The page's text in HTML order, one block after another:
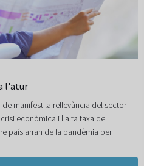
l'atur
manifest la rellevància del sector
econòmica i l'alta taxa de
país arran de la pandèmia per